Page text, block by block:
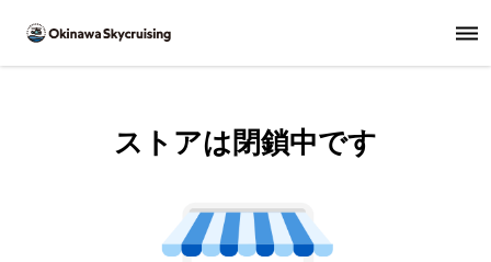
ストアは閉鎖中です